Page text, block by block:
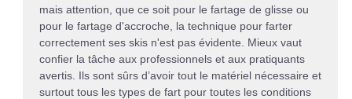
mais attention, que ce soit pour le fartage de glisse ou
pour le fartage d'accroche, la technique pour farter
correctement ses skis n'est pas évidente. Mieux vaut
confier la tâche aux professionnels et aux pratiquants
avertis. Ils sont sûrs d’avoir tout le matériel nécessaire et
surtout tous les types de fart pour toutes les conditions